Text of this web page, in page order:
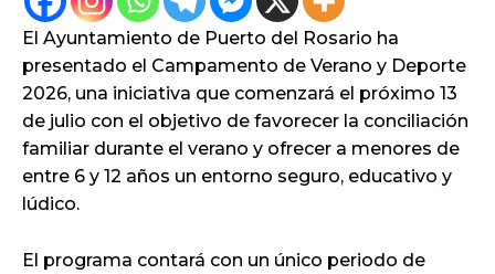
El Ayuntamiento de Puerto del Rosario ha
presentado el Campamento de Verano y Deporte
2026, una iniciativa que comenzará el próximo 13
de julio con el objetivo de favorecer la conciliación
familiar durante el verano y ofrecer a menores de
entre 6 y 12 años un entorno seguro, educativo y
lúdico.
El programa contará con un único periodo de